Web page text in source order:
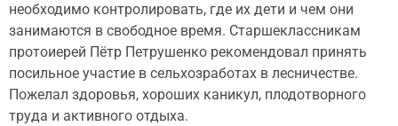
необходимо контролировать, где их дети и чем они
занимаются в свободное время. Старшеклассникам
протоиерей Пётр Петрушенко рекомендовал принять
посильное участие в сельхозработах в лесничестве.
Пожелал здоровья, хороших каникул, плодотворного
труда и активного отдыха.